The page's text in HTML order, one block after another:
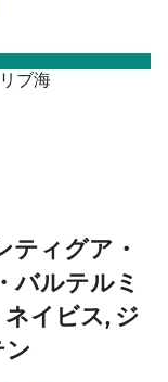
ティグア・
バルテルミ
イビス, ジ